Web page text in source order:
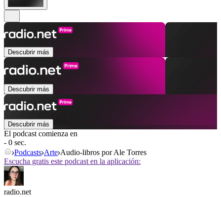
Descubrir más
Descubrir más
Descubrir más
El podcast comienza en
- 0 sec.
Podcasts Arte Audio-libros por Ale Torres
Escucha gratis este podcast en la aplicación:
radio.net